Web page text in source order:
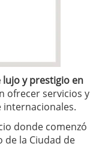
lujo y prestigio en
ofrecer servicios y
internacionales.
donde comenzó
de la Ciudad de